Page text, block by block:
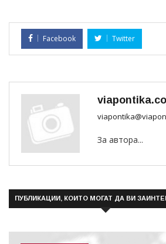
Facebook Twitter
За автора...
ПУБЛИКАЦИИ, КОИТО МОГАТ ДА ВИ